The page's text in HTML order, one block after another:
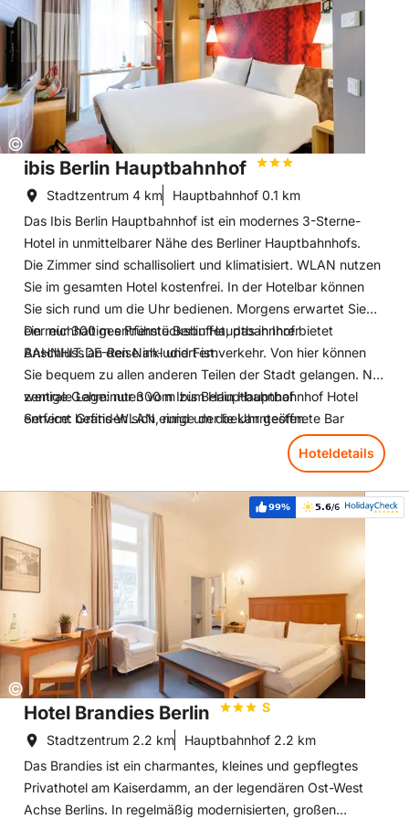
Bäume oder im Strandkorb. Auch Vegetarier und Veganer
werden bei uns satt. Teilen Sie uns Allergien und
Unverträglichkeiten vor Ihrer Anreise mit, unser Team
kümmert sich darum.
Der Carolinenhof ist Mitglied im VCH (Verband Christlicher
Hoteliers e.V.); ist jedoch kein standardisiertes Kettenhotel.
In der familiären und individuell geführten Atmosphäre liegt
unsere Stärke. Unser Motto: Gemütlichkeit hat ein Zuhause.
Copyright:
©
ibis Berlin Hauptbahnhof
Stadtzentrum 4 km Hauptbahnhof 0.1 km
Das Ibis Berlin Hauptbahnhof ist ein modernes 3-Sterne-
Hotel in unmittelbarer Nähe des Berliner Hauptbahnhofs.
Die Zimmer sind schallisoliert und klimatisiert. WLAN nutzen
Sie im gesamten Hotel kostenfrei. In der Hotelbar können
Sie sich rund um die Uhr bedienen. Morgens erwartet Sie
ein reichhaltiges Frühstücksbuffet, das in Ihrer
BAHNHIT.DE-Reise inkludiert ist.
Der nur 300 m entfernte Berlin Hauptbahnhof bietet
Anschluss an den Nah- und Fernverkehr. Von hier können
Sie bequem zu allen anderen Teilen der Stadt gelangen. Nur
wenige Gehminuten vom Ibis Berlin Hauptbahnhof Hotel
entfernt befinden sich einige der bekanntesten
Sehenswürdigkeiten Berlins – darunter der Reichstag, das
Brandenburger Tor und das Regierungsviertel.
zentrale Lage: nur 300 m zum Hauptbahnhof
Service: Gratis-WLAN, rund um die Uhr geöffnete Bar
Hoteldetails
Copyright:
©
Weiterempfehlung:
99% Bewertung:
5.6/6
Hotel Brandies Berlin S
Stadtzentrum 2.2 km Hauptbahnhof 2.2 km
Das Brandies ist ein charmantes, kleines und gepflegtes
Privathotel am Kaiserdamm, an der legendären Ost-West
Achse Berlins. In regelmäßig modernisierten, großen
Hoteldetails: Hotel Brandies Berlin